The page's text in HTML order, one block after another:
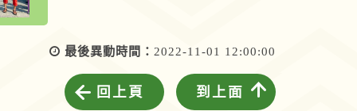
最後異動時間： 2022-11-01 12:00:00
回上頁 到上面